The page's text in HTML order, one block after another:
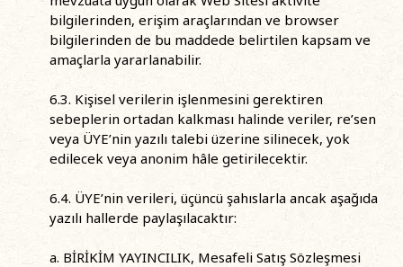
bilgilerinden, erişim araçlarından ve browser
bilgilerinden de bu maddede belirtilen kapsam ve
amaçlarla yararlanabilir.
6.3. Kişisel verilerin işlenmesini gerektiren
sebeplerin ortadan kalkması halinde veriler, re’sen
veya ÜYE’nin yazılı talebi üzerine silinecek, yok
edilecek veya anonim hâle getirilecektir.
6.4. ÜYE’nin verileri, üçüncü şahıslarla ancak aşağıda
yazılı hallerde paylaşılacaktır:
a. BİRİKİM YAYINCILIK, Mesafeli Satış Sözleşmesi